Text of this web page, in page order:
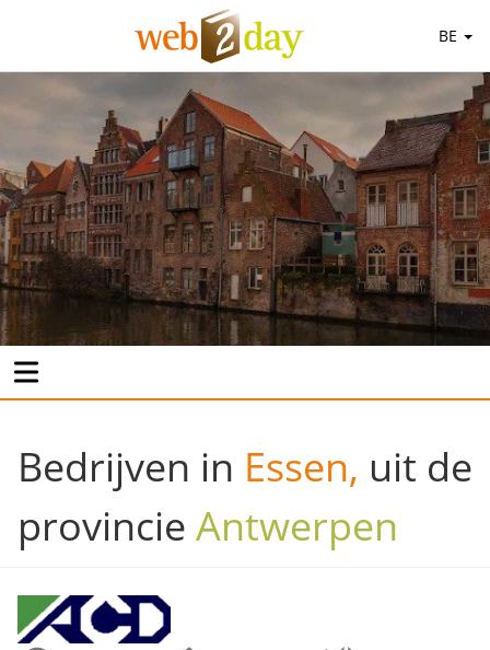
BE
Bedrijven in Essen, uit de
provincie Antwerpen